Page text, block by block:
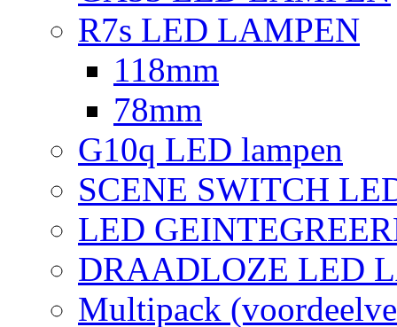
R7s LED LAMPEN
118mm
78mm
G10q LED lampen
SCENE SWITCH
LED
DRAADLOZE LED
Multipack